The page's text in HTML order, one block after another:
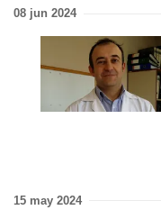
08 jun 2024
15 may 2024